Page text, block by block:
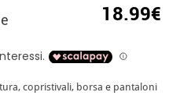
18.99€
copristivali, borsa e pantaloni